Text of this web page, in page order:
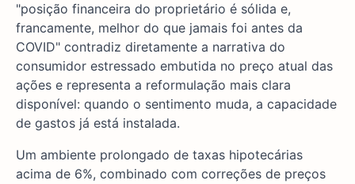
"posição financeira do proprietário é sólida e,
francamente, melhor do que jamais foi antes da
COVID" contradiz diretamente a narrativa do
consumidor estressado embutida no preço atual das
ações e representa a reformulação mais clara
disponível: quando o sentimento muda, a capacidade
de gastos já está instalada.
Um ambiente prolongado de taxas hipotecárias
acima de 6%, combinado com correções de preços